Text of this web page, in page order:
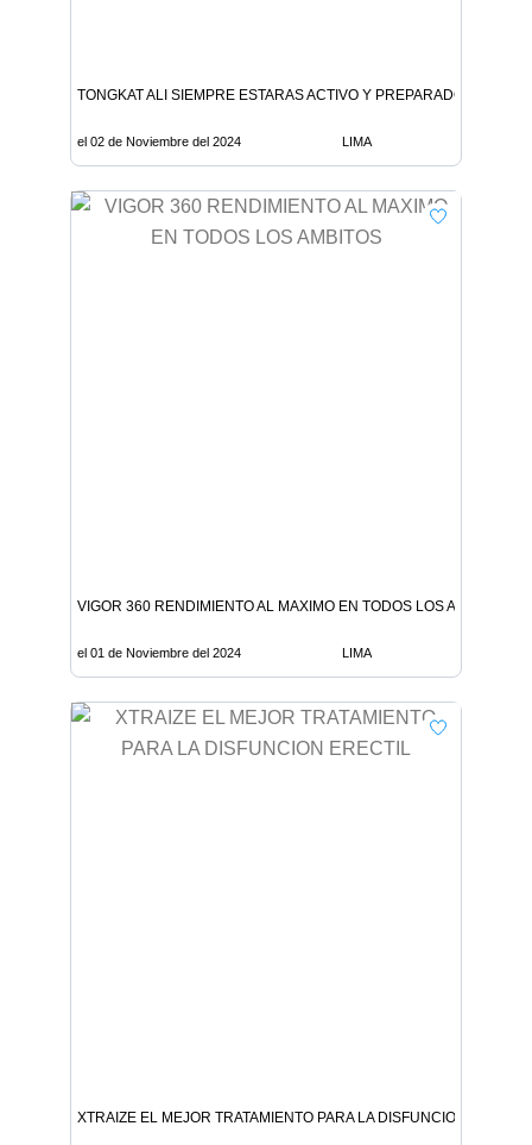
TONGKAT ALI SIEMPRE ESTARAS ACTIVO Y PREPARADO PARA
el 02 de Noviembre del 2024 LIMA
VIGOR 360 RENDIMIENTO AL MAXIMO EN TODOS LOS AMBITOS
el 01 de Noviembre del 2024 LIMA
XTRAIZE EL MEJOR TRATAMIENTO PARA LA DISFUNCION ERECTIL